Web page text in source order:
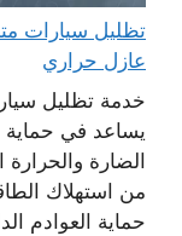
عازل حراري
خدمة تظليل
يساعد في
الضارة والحرارة
من استهلاك
حماية العوادم